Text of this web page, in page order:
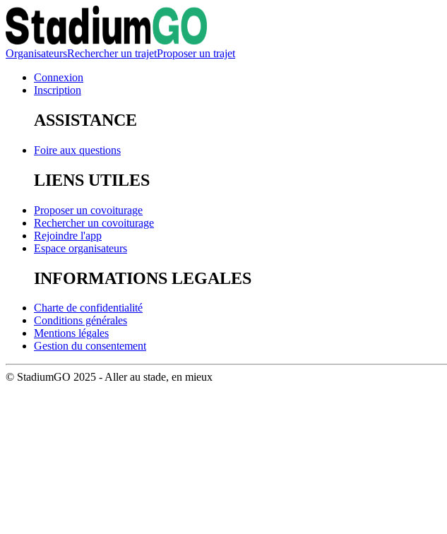
OrganisateursRechercher un trajetProposer un trajet
Connexion
Inscription
ASSISTANCE
Foire aux questions
LIENS UTILES
Proposer un covoiturage
Rechercher un covoiturage
Rejoindre l'app
Espace organisateurs
INFORMATIONS LEGALES
Charte de confidentialité
Conditions générales
Mentions légales
Gestion du consentement
© StadiumGO 2025 - Aller au stade, en mieux